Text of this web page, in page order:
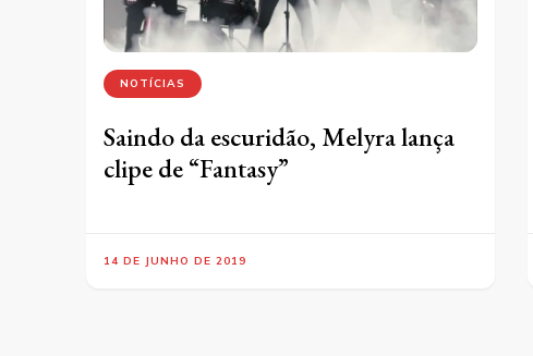
NOTÍCIAS
Saindo da escuridão, Melyra lança
clipe de “Fantasy”
14 DE JUNHO DE 2019